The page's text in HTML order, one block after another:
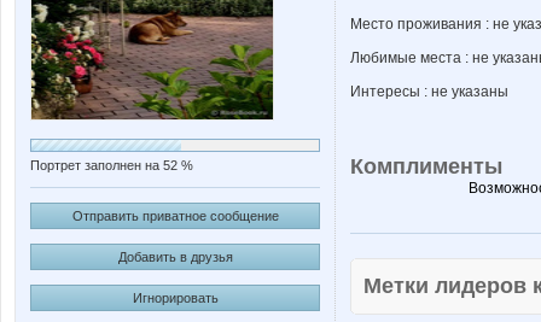
Портрет заполнен на 52 %
Отправить приватное сообщение
Добавить в друзья
Игнорировать
Место проживания : не
Любимые места : не
Интересы : не указаны
Комплименты
Метки